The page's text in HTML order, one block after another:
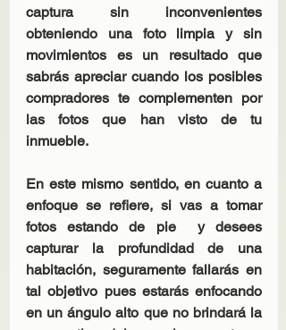
captura sin inconvenientes
obteniendo una foto limpia y sin
movimientos es un resultado que
sabrás apreciar cuando los posibles
compradores te complementen por
las fotos que han visto de tu
inmueble.
En este mismo sentido, en cuanto a
enfoque se refiere, si vas a tomar
fotos estando de pie  y desees
capturar la profundidad de una
habitación, seguramente fallarás en
tal objetivo pues estarás enfocando
en un ángulo alto que no brindará la